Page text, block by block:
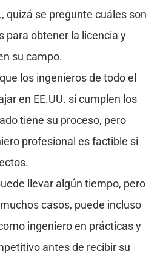
quizá se pregunte cuáles son
para obtener la licencia y
su campo.
los ingenieros de todo el
en EE.UU. si cumplen los
tiene su proceso, pero
profesional es factible si
llevar algún tiempo, pero
casos, puede incluso
ingeniero en prácticas y
antes de recibir su